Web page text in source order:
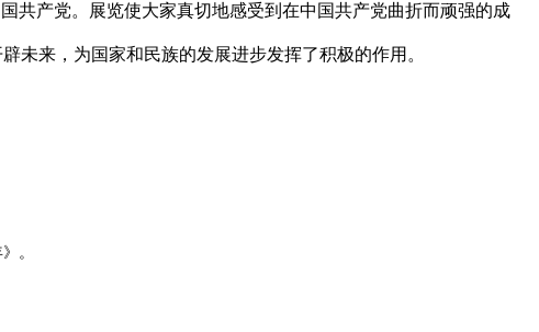
共产党。展览使大家真切地感受到在中国共产党曲折而顽强的成
未来，为国家和民族的发展进步发挥了积极的作用。
。